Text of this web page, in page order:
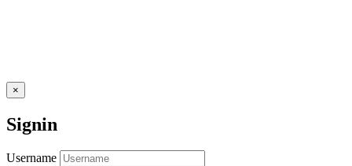
×
Signin
Username